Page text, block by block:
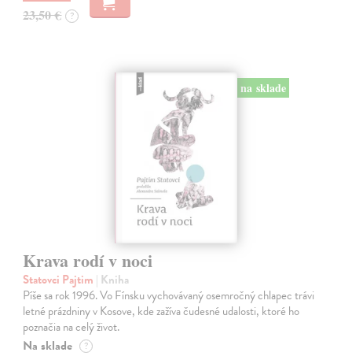
23,50 € ?
na sklade
Krava rodí v noci
Statovci Pajtim | Kniha
Píše sa rok 1996. Vo Fínsku vychovávaný osemročný chlapec trávi
letné prázdniny v Kosove, kde zažíva čudesné udalosti, ktoré ho
poznačia na celý život.
Na sklade ?